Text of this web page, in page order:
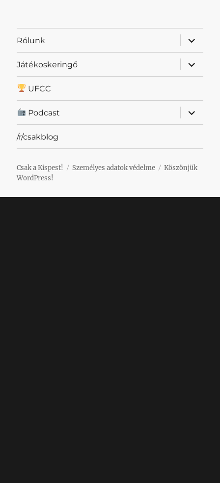
Rólunk
almenü
Játékoskeringő
almenü
UFCC
Podcast
almenü
/r/csakblog
Csak a Kispest! Személyes adatok védelme
Köszönjük
WordPress!